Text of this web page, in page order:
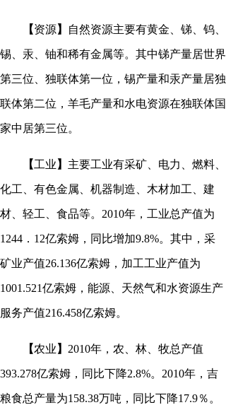
【资源】 自然资源主要有黄金、锑、钨、
锡、汞、铀和稀有金属等。其中锑产量居世界
第三位、独联体第一位，锡产量和汞产量居独
联体第二位，羊毛产量和水电资源在独联体国
家中居第三位。
【工业 】 主要工业有采矿、电力、燃料、
化工、有色金属、机器制造、木材加工、建
材、轻工、食品等。2010年，工业总产值为
1244．12亿索姆，同比增加9.8%。其中，采
矿业产值26.136亿索姆，加工工业产值为
1001.521亿索姆，能源、天然气和水资源生产
服务产值216.458亿索姆。
【农业 】 2010年，农、林、牧总产值
393.278亿索姆，同比下降2.8%。2010年，吉
粮食总产量为158.38万吨，同比下降17.9％。